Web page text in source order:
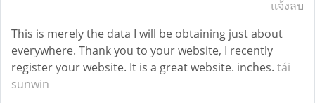
แจ้งลบ
This is merely the data I will be obtaining just about
everywhere. Thank you to your website, I recently
register your website. It is a great website. inches. tải
sunwin